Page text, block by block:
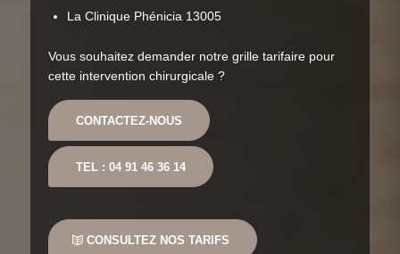
La Clinique Phénicia 13005
Vous souhaitez demander notre grille tarifaire pour
cette intervention chirurgicale ?
CONTACTEZ-NOUS
TEL : 04 91 46 36 14
CONSULTEZ NOS TARIFS